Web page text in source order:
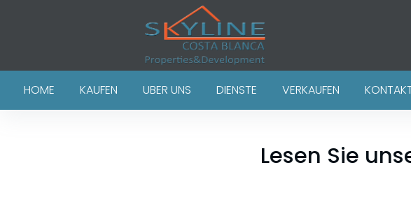
HOME KAUFEN UBER UNS DIENSTE VERKAUFEN
Lesen Sie